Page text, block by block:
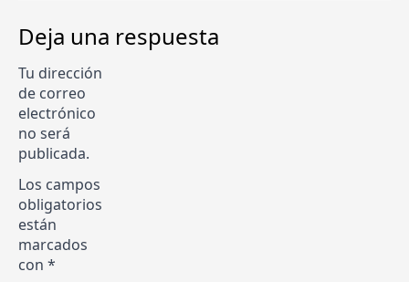
Deja una respuesta
Tu dirección
de correo
electrónico
no será
publicada.
Los campos
obligatorios
están
marcados
con *